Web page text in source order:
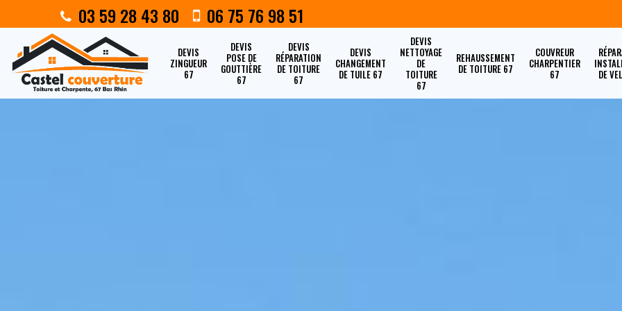
03 59 28 43 80 06 75 76 98 51
DEVIS
ZINGUEUR
67
DEVIS
POSE DE
GOUTTIÈRE
67
DEVIS
RÉPARATION
DE TOITURE
67
DEVIS
CHANGEMENT
DE TUILE 67
DEVIS
NETTOYAGE
DE
TOITURE
67
REHAUSSEMENT
DE TOITURE 67
COUVREUR
CHARPENTIER
67
DE